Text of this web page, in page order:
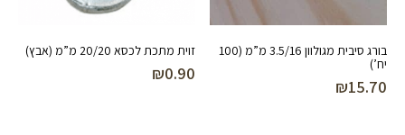
בורג סיבית מגולוון 3.5/16 מ”מ (100
יח’)
₪15.70
זוית מתכת לכסא 20/20 מ”מ (אבץ)
₪0.90